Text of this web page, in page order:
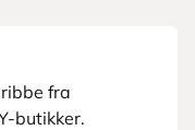
fra
butikker.